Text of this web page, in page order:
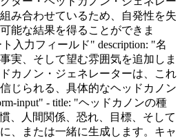
み合わせているため、自発性を失
能な結果を得ることができま
入力フィールド" description: "名
実、そして望む雰囲気を追加しま
カノン・ジェネレーターは、これ
じられる、具体的なヘッドカノン
input" - title: "ヘッドカノンの種
、人間関係、恐れ、目標、そして
、または一緒に生成します。キャ